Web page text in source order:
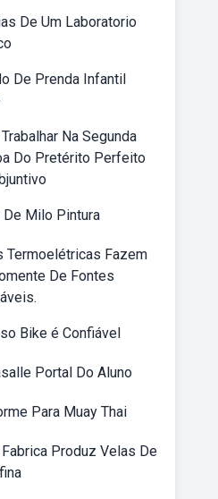
De Um Laboratorio
De Prenda Infantil
Na Segunda
Do Pretérito Perfeito
De Milo Pintura
Termoelétricas Fazem
De Fontes
Bike é Confiável
Portal Do Aluno
Para Muay Thai
Fabrica Produz Velas De